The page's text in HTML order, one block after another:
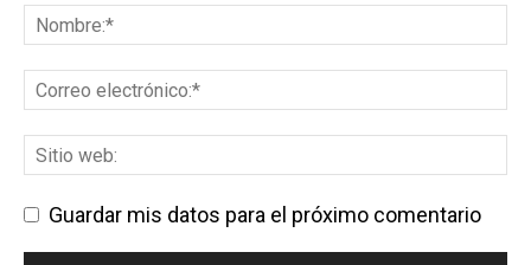
Guardar mis datos para el próximo comentario